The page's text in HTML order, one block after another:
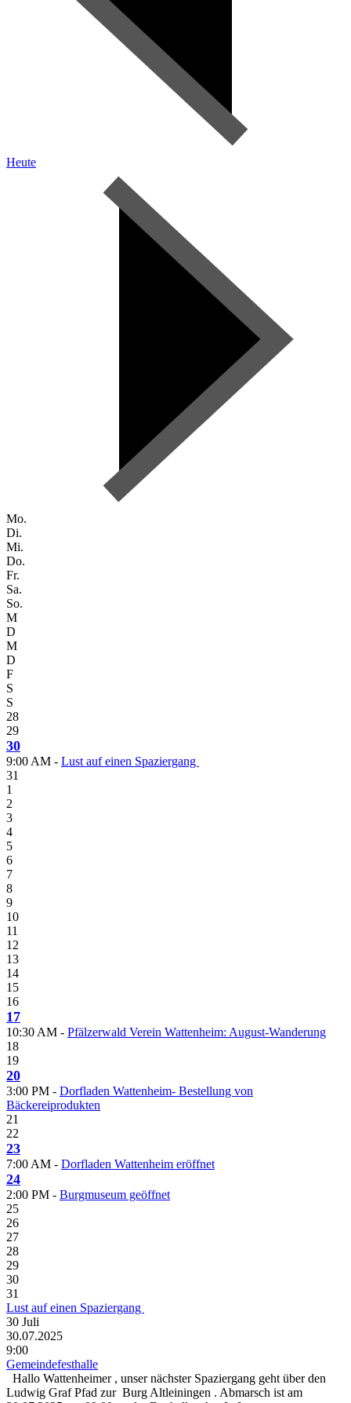
Heute
Mo.
Di.
Mi.
Do.
Fr.
Sa.
So.
M
D
M
D
F
S
S
28
29
30
9:00 AM - Lust auf einen Spaziergang
31
1
2
3
4
5
6
7
8
9
10
11
12
13
14
15
16
17
10:30 AM - Pfälzerwald Verein Wattenheim: August-Wanderung
18
19
20
3:00 PM - Dorfladen Wattenheim- Bestellung von
Bäckereiprodukten
21
22
23
7:00 AM - Dorfladen Wattenheim eröffnet
24
2:00 PM - Burgmuseum geöffnet
25
26
27
28
29
30
31
Lust auf einen Spaziergang
30 Juli
30.07.2025
9:00
Gemeindefesthalle
Hallo Wattenheimer , unser nächster Spaziergang geht über den
Ludwig Graf Pfad zur Burg Altleiningen . Abmarsch ist am